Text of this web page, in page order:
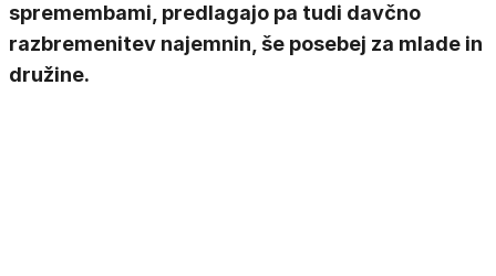
spremembami, predlagajo pa tudi davčno
razbremenitev najemnin, še posebej za mlade in
družine.